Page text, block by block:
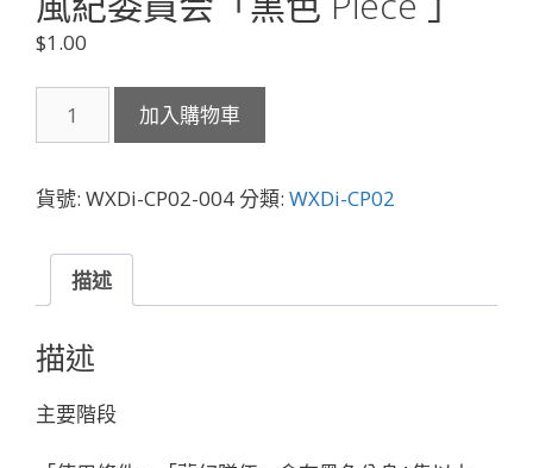
$1.00
CP02-
ゲ
ナ
園
風
紀
委
員
会
加入購物車
貨號: WXDi-CP02-004分類: WXDi-CP02
描述
描述
主要階段